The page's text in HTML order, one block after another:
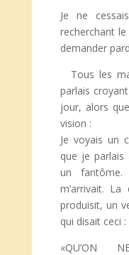
Je ne
recherchant
demander
Tous les
parlais
jour, alors
vision :
Je voyais un
que je
un fantôme.
m’arrivait.
produisit, un
qui disait ceci :
«QU’ON